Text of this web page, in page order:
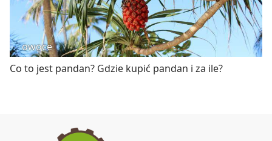
owoce
Co to jest pandan? Gdzie kupić pandan i za ile?